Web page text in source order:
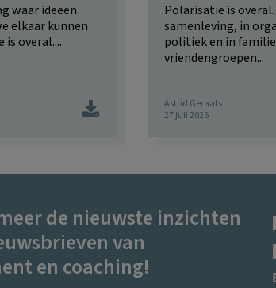
waar ideeën
elkaar kunnen
overal....
Polarisatie is overal.
samenleving, in
politiek en in
vriendengroepen...
Astrid Geraats
27 juli 2026
de nieuwste inzichten
van
en coaching!